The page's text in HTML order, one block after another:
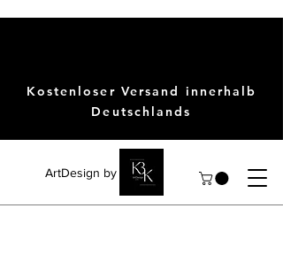
ArtDesign by KBK
Kostenloser Versand innerhalb
Deutschlands